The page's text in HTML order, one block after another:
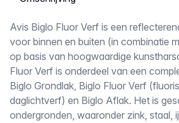
Omschrijving
Avis Biglo Fluor Verf is een
voor binnen en buiten (in combinatie
op basis van hoogwaardige
Fluor Verf is onderdeel van een
Biglo Grondlak, Biglo Fluor Verf
daglichtverf) en Biglo Aflak. Het is
ondergronden, waaronder zink, staal,